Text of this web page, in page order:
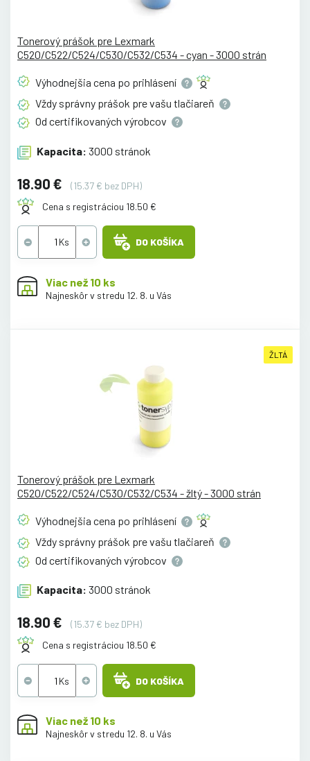
Tonerový prášok pre Lexmark
C520/C522/C524/C530/C532/C534 - cyan - 3000 strán
Výhodnejšia cena po prihlásení
Vždy správny prášok pre vašu tlačiareň
Od certifikovaných výrobcov
Kapacita: 3000 stránok
18.90 €
(15.37 € bez DPH)
Cena s registráciou 18.50 €
DO KOŠÍKA
Viac než 10 ks
Najneskôr v stredu 12. 8. u Vás
ŽLTÁ
Tonerový prášok pre Lexmark
C520/C522/C524/C530/C532/C534 - žltý - 3000 strán
Výhodnejšia cena po prihlásení
Vždy správny prášok pre vašu tlačiareň
Od certifikovaných výrobcov
Kapacita: 3000 stránok
18.90 €
(15.37 € bez DPH)
Cena s registráciou 18.50 €
DO KOŠÍKA
Viac než 10 ks
Najneskôr v stredu 12. 8. u Vás